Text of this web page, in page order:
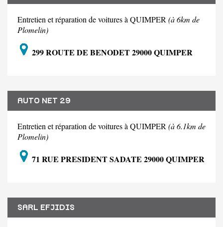
Entretien et réparation de voitures à QUIMPER(à 6km de
Plomelin)
299 ROUTE DE BENODET 29000 QUIMPER
AUTO NET 29
Entretien et réparation de voitures à QUIMPER(à 6.1km de
Plomelin)
71 RUE PRESIDENT SADATE 29000 QUIMPER
SARL EFJIDIS